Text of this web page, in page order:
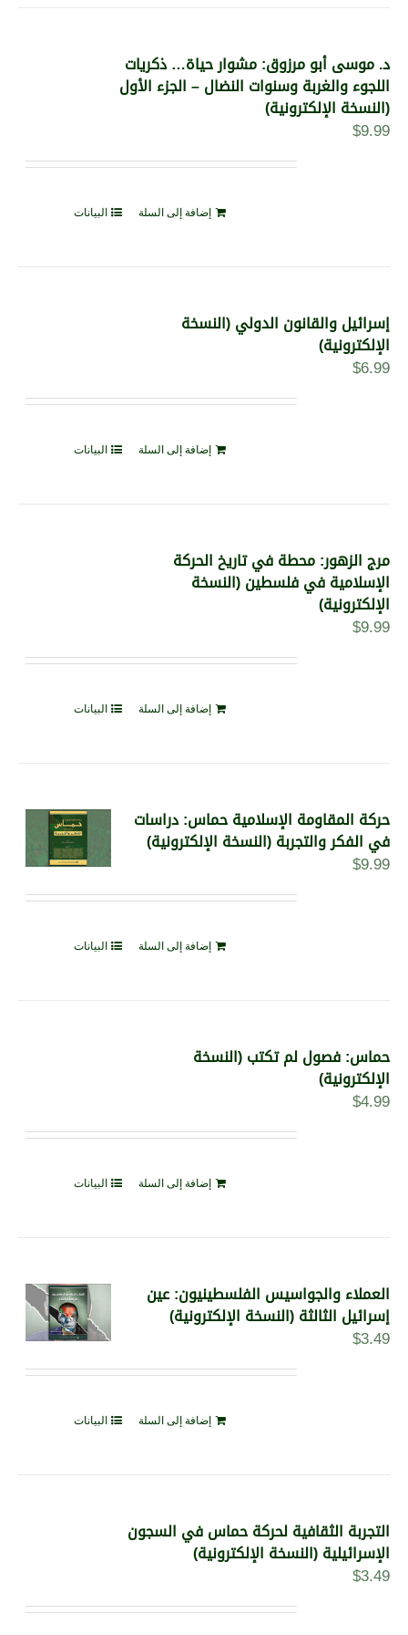
د. موسى أبو مرزوق: مشوار حياة… ذكريات
اللجوء والغربة وسنوات النضال – الجزء الأول
(النسخة الإلكترونية)
$9.99
إضافة إلى السلة البيانات
إسرائيل والقانون الدولي (النسخة
الإلكترونية)
$6.99
إضافة إلى السلة البيانات
مرج الزهور: محطة في تاريخ الحركة
الإسلامية في فلسطين (النسخة
الإلكترونية)
$9.99
إضافة إلى السلة البيانات
حركة المقاومة الإسلامية حماس: دراسات
في الفكر والتجربة (النسخة الإلكترونية)
$9.99
إضافة إلى السلة البيانات
حماس: فصول لم تكتب (النسخة
الإلكترونية)
$4.99
إضافة إلى السلة البيانات
العملاء والجواسيس الفلسطينيون: عين
إسرائيل الثالثة (النسخة الإلكترونية)
$3.49
إضافة إلى السلة البيانات
التجربة الثقافية لحركة حماس في السجون
الإسرائيلية (النسخة الإلكترونية)
$3.49